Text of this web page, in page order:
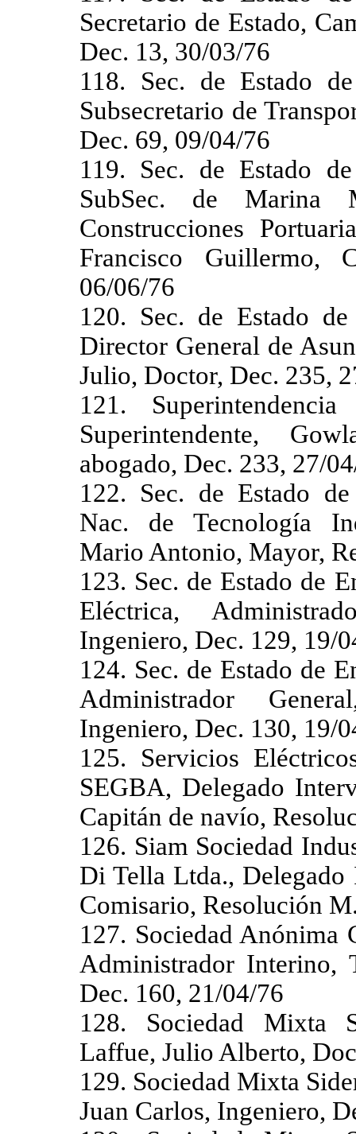
Secretario de Estado,
Dec. 13, 30/03/76
118. Sec. de Estado
Subsecretario de
Dec. 69, 09/04/76
119. Sec. de Estado
SubSec. de Marina
Construcciones
Francisco Guillermo,
06/06/76
120. Sec. de Estado
Director General de
Julio, Doctor, Dec. 235,
121.
Superintendente,
abogado, Dec. 233, 27/
122. Sec. de Estado
Nac. de Tecnología
Mario Antonio, Mayor,
123. Sec. de Estado de
Eléctrica,
Ingeniero, Dec. 129, 19/
124. Sec. de Estado de
Administrador
Ingeniero, Dec. 130, 19/
125. Servicios
SEGBA, Delegado
Capitán de navío,
126. Siam Sociedad
Di Tella Ltda., Delegado
Comisario, Resolución
127. Sociedad Anónima
Administrador Interino,
Dec. 160, 21/04/76
128. Sociedad Mixta
Laffue, Julio Alberto,
129. Sociedad Mixta
Juan Carlos, Ingeniero,